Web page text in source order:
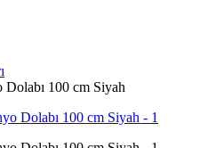
100 cm Siyah